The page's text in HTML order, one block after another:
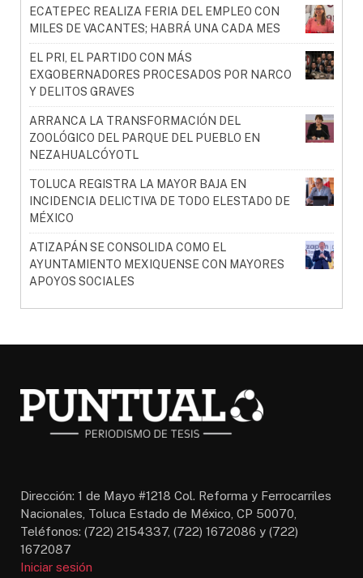
ECATEPEC REALIZA FERIA DEL EMPLEO CON
MILES DE VACANTES; HABRÁ UNA CADA MES
EL PRI, EL PARTIDO CON MÁS
EXGOBERNADORES PROCESADOS POR NARCO
Y DELITOS GRAVES
ARRANCA LA TRANSFORMACIÓN DEL
ZOOLÓGICO DEL PARQUE DEL PUEBLO EN
NEZAHUALCÓYOTL
TOLUCA REGISTRA LA MAYOR BAJA EN
INCIDENCIA DELICTIVA DE TODO ELESTADO DE
MÉXICO
ATIZAPÁN SE CONSOLIDA COMO EL
AYUNTAMIENTO MEXIQUENSE CON MAYORES
APOYOS SOCIALES
Dirección: 1 de Mayo #1218 Col. Reforma y Ferrocarriles
Nacionales, Toluca Estado de México, CP 50070,
Teléfonos: (722) 2154337, (722) 1672086 y (722)
1672087
Iniciar sesión